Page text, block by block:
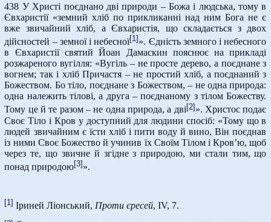
438 У Христі поєднано дві природи – Божа і людська, тому в
Євхаристії «земний хліб по прикликанні над ним Бога не є
вже звичайний хліб, а Євхаристія, що складається з двох
дійсностей – земної і небесної[1] ». Єдність земного і небесного
в Євхаристії святий Йоан Дамаскин пояснює на прикладі
розжареного вугілля: «Вугіль – не просте дерево, а поєднане з
вогнем; так і хліб Причастя – не простий хліб, а поєднаний з
Божеством. Бо тіло, поєднане з Божеством, – не одна природа:
одна належить тілові, а друга – поєднаному з тілом Божеству.
Тому це й те разом – не одна природа, а дві[2]». Христос подає
Своє Тіло і Кров у доступний для людини спосіб: «Тому що в
людей звичайним є їсти хліб і пити воду й вино, Він поєднав
із ними Своє Божество й учинив їх Своїм Тілом і Кров’ю, щоб
через те, що звичне й згідне з природою, ми стали тим, що
понад природою[3]».
[1] Іриней Ліонський, Проти єресей, IV, 7.